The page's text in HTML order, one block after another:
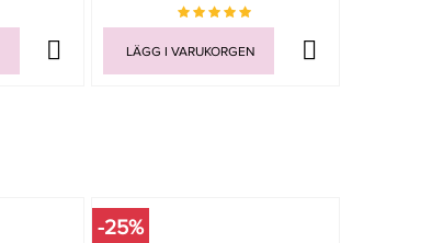
LÄGG I VARUKORGEN
-25%